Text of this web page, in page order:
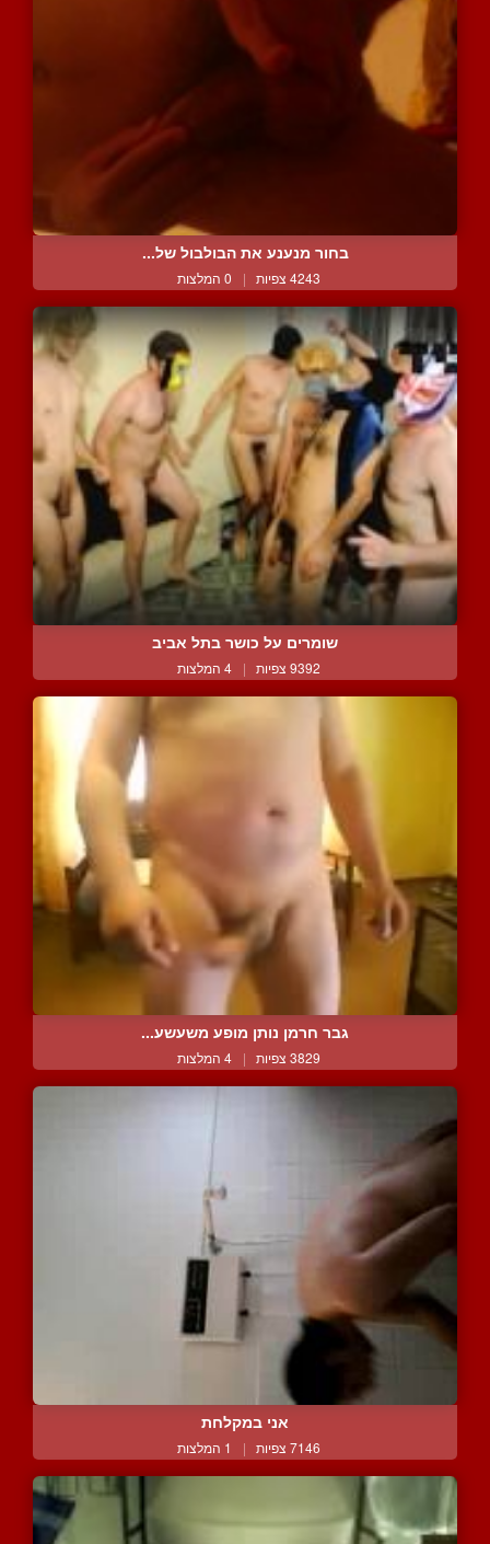
בחור מנענע את הבולבול של...
4243 צפיות | 0 המלצות
שומרים על כושר בתל אביב
9392 צפיות | 4 המלצות
גבר חרמן נותן מופע משעשע...
3829 צפיות | 4 המלצות
אני במקלחת
7146 צפיות | 1 המלצות